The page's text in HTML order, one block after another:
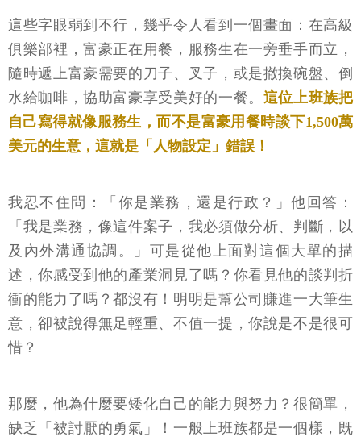
這些字眼弱到不行，幾乎令人看到一個畫面：在高級
俱樂部裡，富豪正在用餐，服務生在一旁垂手而立，
隨時遞上富豪需要的刀子、叉子，或是撤換碗盤、倒
水給咖啡，協助富豪享受美好的一餐。 這位上班族把
自己寫得就像服務生，而不是富豪用餐時談下1,500萬
美元的生意，這就是「人物設定」錯誤！
我忍不住問：「你是業務，還是行政？」他回答：
「我是業務，像這件案子，我必須做分析、判斷，以
及內外溝通協調。」可是從他上面對這個大單的描
述，你感受到他的產業洞見了嗎？你看見他的談判折
衝的能力了嗎？都沒有！明明是幫公司賺進一大筆生
意，卻被說得無足輕重、不值一提，你說是不是很可
惜？
那麼，他為什麼要矮化自己的能力與努力？很簡單，
缺乏「被討厭的勇氣」！一般上班族都是一個樣，既